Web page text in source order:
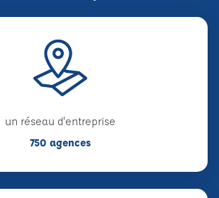
un réseau d'entreprise
750 agences